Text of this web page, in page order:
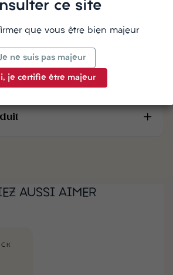
pruneaux, d'amandes, de
et de piment de la
AUSSI AIMER
ce site
que vous être bien majeur
ne suis pas majeur
je certifie être majeur